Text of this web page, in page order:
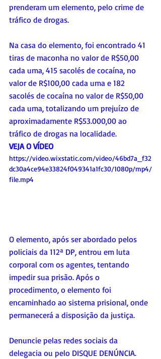
prenderam um elemento, pelo crime de
tráfico de drogas.
Na casa do elemento, foi encontrado 41
tiras de maconha no valor de R$50,00
cada uma, 415 sacolés de cocaína, no
valor de R$100,00 cada uma e 182
sacolés de cocaína no valor de R$50,00
cada uma, totalizando um prejuízo de
aproximadamente R$53.000,00 ao
tráfico de drogas na localidade.
VEJA O VÍDEO
https://video.wixstatic.com/video/46bd7a_f32
dc30a4ce94e33824f049341a1fc30/1080p/mp4/
file.mp4
O elemento, após ser abordado pelos
policiais da 112ª DP, entrou em luta
corporal com os agentes, tentando
impedir sua prisão. Após o
procedimento, o elemento foi
encaminhado ao sistema prisional, onde
permanecerá a disposição da justiça.
Denuncie pelas redes sociais da
delegacia ou pelo DISQUE DENÚNCIA.